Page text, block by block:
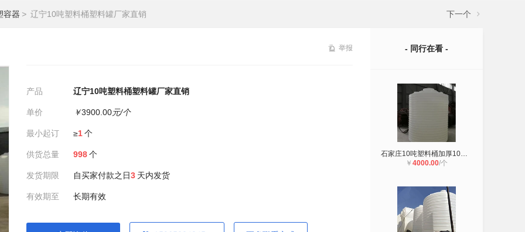
容器 > 辽宁10吨塑料桶塑料罐厂家直销 下一个
举报
产品 辽宁10吨塑料桶塑料罐厂家直销
单价 ￥3900.00元/个
最小起订 ≥1个
供货总量 998个
发货期限 自买家付款之日3 天内发货
有效期至 长期有效
- 同行在看 -
石家庄10吨塑料桶加厚10立方化工塑料
￥ 4000.00/个